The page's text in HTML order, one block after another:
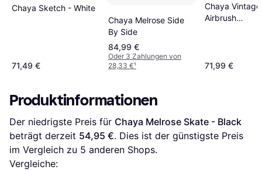
Chaya Sketch - White
71,49 €
Chaya Melrose Side
By Side
84,99 €
Oder 3 Zahlungen von
28,33 €¹
Chaya Vintage
Airbrush
71,99 €
Produktinformationen
Der niedrigste Preis für Chaya Melrose Skate - Black
beträgt derzeit 54,95 €. Dies ist der günstigste Preis
im Vergleich zu 5 anderen Shops.
Vergleiche: